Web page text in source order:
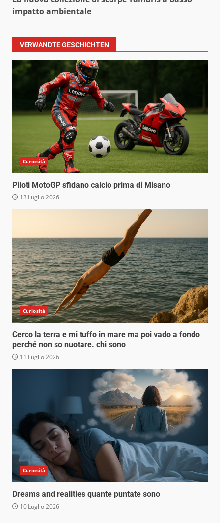
impatto ambientale
VERWANDTE GESCHICHTEN
Curiosità
Piloti MotoGP sfidano calcio prima di Misano
13 Luglio 2026
Curiosità
Cerco la terra e mi tuffo in mare ma poi vado a fondo
perché non so nuotare. chi sono
11 Luglio 2026
Curiosità
Dreams and realities quante puntate sono
10 Luglio 2026